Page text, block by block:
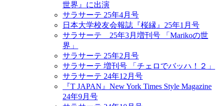
世界』に出演
サラサーテ 25年4月号
日本大学校友会報誌『桜縁』25年1月号
サラサーテ 25年3月増刊号 「Marikoの世
界」
サラサーテ 25年2月号
サラサーテ 増刊号 「チェロでバッハ！２」
サラサーテ 24年12月号
『T JAPAN』New York Times Style Magazine
24年9月号